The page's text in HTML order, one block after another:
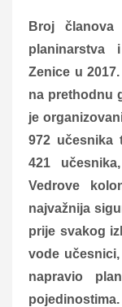
Broj
planinarstva
Zenice u
na prethodnu
je
972 učesnika
421
Vedrove
najvažnija
prije svakog
vode
napravio